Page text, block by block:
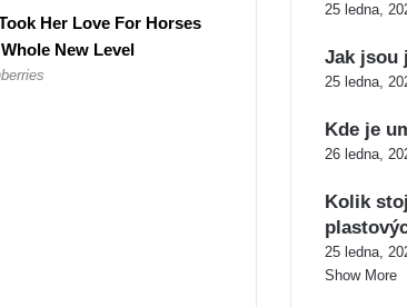
25 ledna,
Jak jsou
25 ledna,
Kde je
26 ledna,
Kolik
25 ledna,
Show More